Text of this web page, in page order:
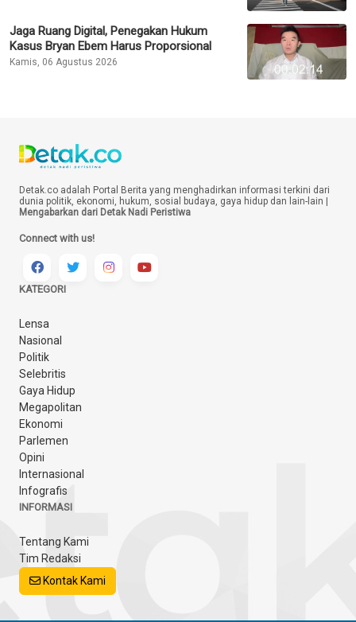
Jaga Ruang Digital, Penegakan Hukum
Kasus Bryan Ebem Harus Proporsional
Kamis, 06 Agustus 2026
Detak.co adalah Portal Berita yang menghadirkan informasi terkini dari
dunia politik, ekonomi, hukum, sosial budaya, gaya hidup dan lain-lain |
Mengabarkan dari Detak Nadi Peristiwa
Connect with us!
KATEGORI
Lensa
Nasional
Politik
Selebritis
Gaya Hidup
Megapolitan
Ekonomi
Parlemen
Opini
Internasional
Infografis
INFORMASI
Tentang Kami
Tim Redaksi
Kontak Kami